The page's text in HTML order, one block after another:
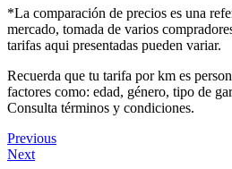
*La comparación de precios es una
mercado, tomada de varios
tarifas aqui presentadas pueden variar.
Recuerda que tu tarifa por km es
factores como: edad, género, tipo de
Consulta términos y condiciones.
Previous
Next